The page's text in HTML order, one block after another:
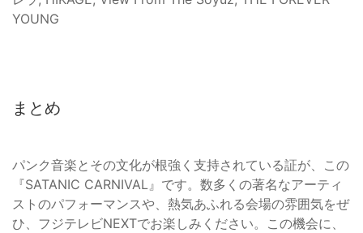
YOUNG
まとめ
パンク音楽とその文化が根強く支持されている証が、この
『SATANIC CARNIVAL』です。数多くの著名なアーティ
ストのパフォーマンスや、熱気あふれる会場の雰囲気をぜ
ひ、フジテレビNEXTでお楽しみください。この機会に、